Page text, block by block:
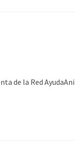
de la Red